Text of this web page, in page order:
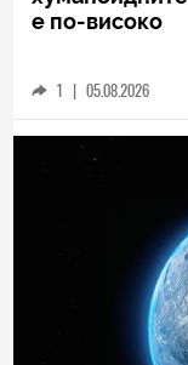
е по-високо
1 | 05.08.2026